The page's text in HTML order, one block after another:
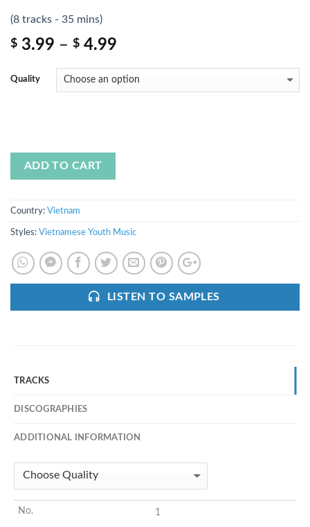
(8 tracks - 35 mins)
$ 3.99 – $ 4.99
Quality
ADD TO CART
Country: Vietnam
Styles: Vietnamese Youth Music
LISTEN TO SAMPLES
TRACKS
DISCOGRAPHIES
ADDITIONAL INFORMATION
1